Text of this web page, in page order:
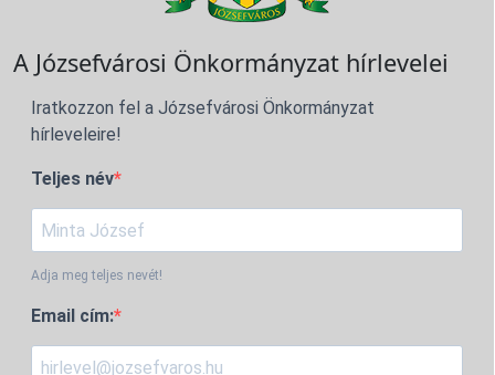
A Józsefvárosi Önkormányzat hírlevelei
Iratkozzon fel a Józsefvárosi Önkormányzat
hírleveleire!
Teljes név
Adja meg teljes nevét!
Email cím: